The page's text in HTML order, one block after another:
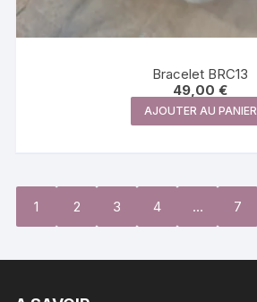
Bracelet BRC13
49,00€
AJOUTER AU PANIER
1 2 3 4 … 7